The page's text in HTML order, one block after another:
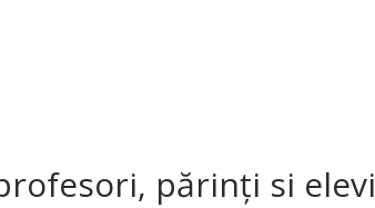
părinți si elevi